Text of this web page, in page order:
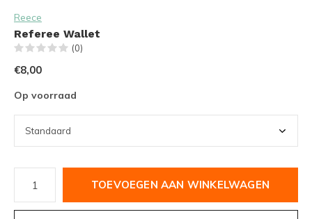
Reece
Referee Wallet
(0)
€8,00
Op voorraad
TOEVOEGEN AAN WINKELWAGEN